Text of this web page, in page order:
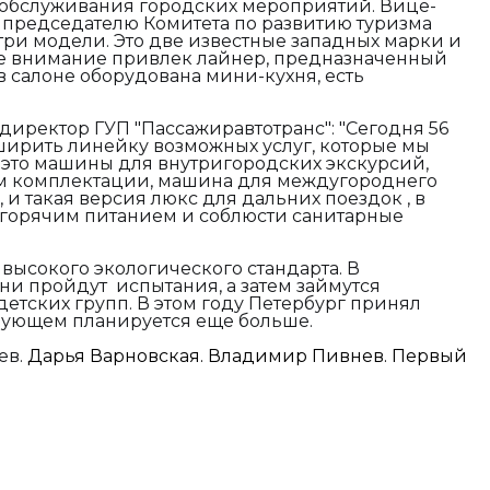
городских мероприятий. Вице-
Комитета по развитию туризма
модели. Это две известные западных марки и
внимание привлек лайнер, предназначенный
оборудована мини-кухня, есть
ГУП "Пассажиравтотранс": "Сегодня 56
линейку возможных услуг, которые мы
машины для внутригородских экскурсий,
комплектации, машина для междугороднего
и такая версия люкс для дальних поездок , в
питанием и соблюсти санитарные
экологического стандарта. В
пройдут испытания, а затем займутся
групп. В этом году Петербург принял
планируется еще больше.
Дарья Варновская. Владимир Пивнев. Первый